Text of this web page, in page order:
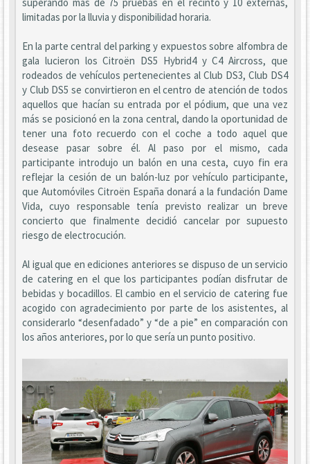
limitadas por la lluvia y disponibilidad horaria.
En la parte central del parking y expuestos sobre alfombra de
gala lucieron los Citroën DS5 Hybrid4 y C4 Aircross, que
rodeados de vehículos pertenecientes al Club DS3, Club DS4
y Club DS5 se convirtieron en el centro de atención de todos
aquellos que hacían su entrada por el pódium, que una vez
más se posicionó en la zona central, dando la oportunidad de
tener una foto recuerdo con el coche a todo aquel que
desease pasar sobre él. Al paso por el mismo, cada
participante introdujo un balón en una cesta, cuyo fin era
reflejar la cesión de un balón-luz por vehículo participante,
que Automóviles Citroën España donará a la fundación Dame
Vida, cuyo responsable tenía previsto realizar un breve
concierto que finalmente decidió cancelar por supuesto
riesgo de electrocución.
Al igual que en ediciones anteriores se dispuso de un servicio
de catering en el que los participantes podían disfrutar de
bebidas y bocadillos. El cambio en el servicio de catering fue
acogido con agradecimiento por parte de los asistentes, al
considerarlo “desenfadado” y “de a pie” en comparación con
los años anteriores, por lo que sería un punto positivo.